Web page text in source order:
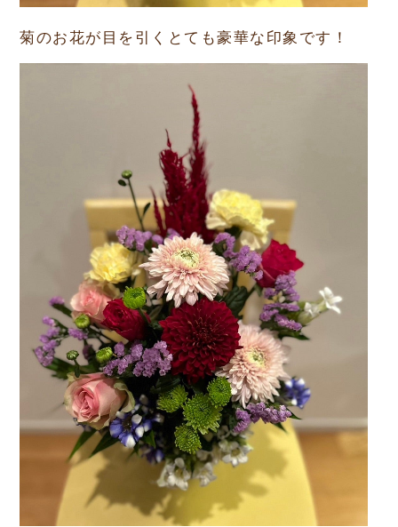
菊のお花が目を引くとても豪華な印象です！